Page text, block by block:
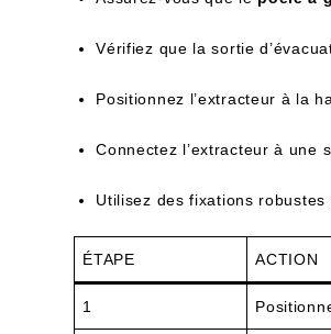
Vérifiez que la sortie
Positionnez l’extracteur à la
Connectez l’extracteur à une
Utilisez des fixations robustes
ÉTAPE ACTION
1